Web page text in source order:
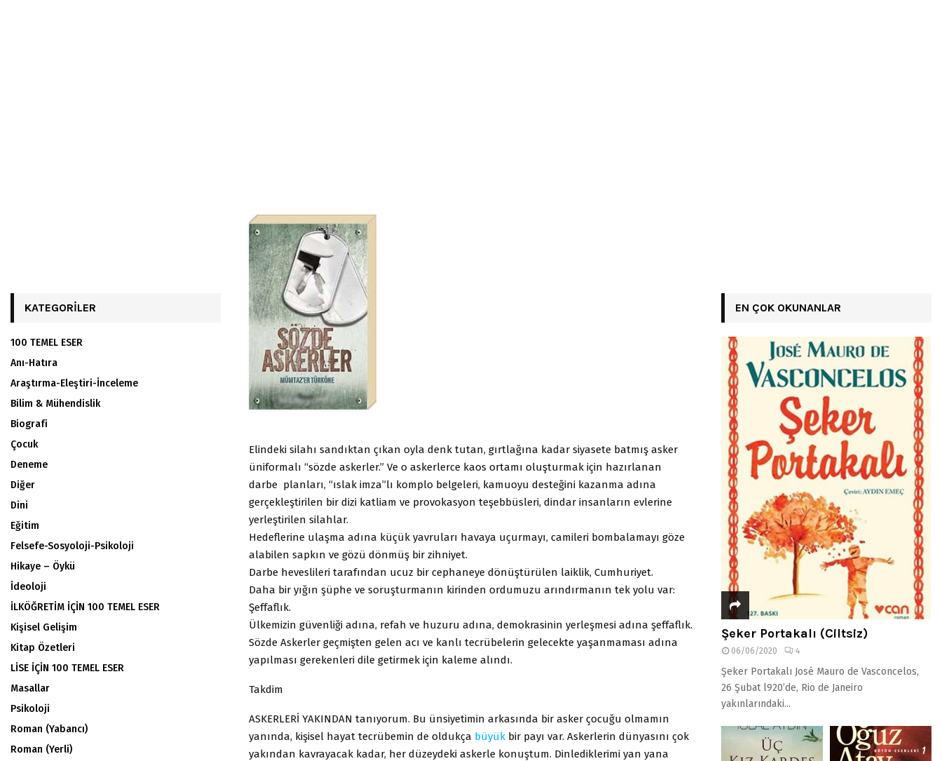
Elindeki silahı sandıktan çıkan oyla denk tutan, gırtlağına kadar siyasete batmış asker
üniformalı “sözde askerler.” Ve o askerlerce kaos ortamı oluşturmak için hazırlanan
darbe planları, “ıslak imza”lı komplo belgeleri, kamuoyu desteğini kazanma adına
gerçekleştirilen bir dizi katliam ve provokasyon teşebbüsleri, dindar insanların evlerine
yerleştirilen silahlar.
Hedeflerine ulaşma adına küçük yavruları havaya uçurmayı, camileri bombalamayı göze
alabilen sapkın ve gözü dönmüş bir zihniyet.
Darbe heveslileri tarafından ucuz bir cephaneye dönüştürülen laiklik, Cumhuriyet.
Daha bir yığın şüphe ve soruşturmanın kirinden ordumuzu arındırmanın tek yolu var:
Şeffaflık.
Ülkemizin güvenliği adına, refah ve huzuru adına, demokrasinin yerleşmesi adına şeffaflık.
Sözde Askerler geçmişten gelen acı ve kanlı tecrübelerin gelecekte yaşanmaması adına
yapılması gerekenleri dile getirmek için kaleme alındı.
Takdim
ASKERLERİ YAKINDAN tanıyorum. Bu ünsiyetimin arkasında bir asker çocuğu olmamın
yanında, kişisel hayat tecrübemin de oldukça büyük bir payı var. Askerlerin dünyasını çok
yakından kavrayacak kadar, her düzeydeki askerle konuştum. Dinlediklerimi yan yana
KATEGORILER
100 TEMEL ESER
Anı-Hatıra
Araştırma-Eleştiri-İnceleme
Bilim & Mühendislik
Biografi
Çocuk
Deneme
Diğer
Dini
Eğitim
Felsefe-Sosyoloji-Psikoloji
Hikaye – Öykü
İdeoloji
İLKÖĞRETİM İÇİN 100 TEMEL ESER
Kişisel Gelişim
Kitap Özetleri
LİSE İÇİN 100 TEMEL ESER
Masallar
Psikoloji
Roman (Yabancı)
Roman (Yerli)
EN ÇOK OKUNANLAR
Şeker Portakalı (Ciltsiz)
06/06/2020 4
Şeker Portakalı José Mauro de Vasconcelos,
26 Şubat l920’de, Rio de Janeiro
yakınlarındaki...